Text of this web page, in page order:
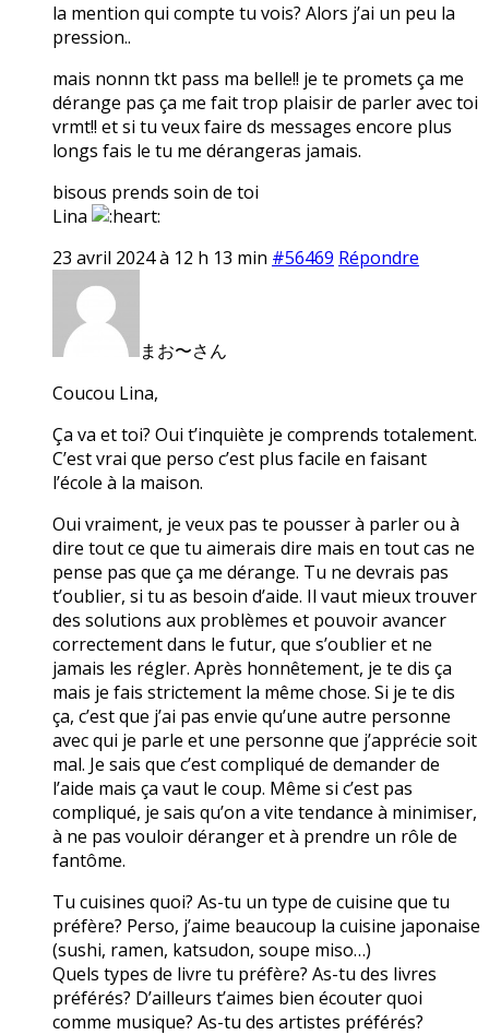
la mention qui compte tu vois? Alors j’ai un peu la
pression..
mais nonnn tkt pass ma belle!! je te promets ça me
dérange pas ça me fait trop plaisir de parler avec toi
vrmt!! et si tu veux faire ds messages encore plus
longs fais le tu me dérangeras jamais.
bisous prends soin de toi
Lina
23 avril 2024 à 12 h 13 min #56469 Répondre
まお〜さん
Coucou Lina,
Ça va et toi? Oui t’inquiète je comprends totalement.
C’est vrai que perso c’est plus facile en faisant
l’école à la maison.
Oui vraiment, je veux pas te pousser à parler ou à
dire tout ce que tu aimerais dire mais en tout cas ne
pense pas que ça me dérange. Tu ne devrais pas
t’oublier, si tu as besoin d’aide. Il vaut mieux trouver
des solutions aux problèmes et pouvoir avancer
correctement dans le futur, que s’oublier et ne
jamais les régler. Après honnêtement, je te dis ça
mais je fais strictement la même chose. Si je te dis
ça, c’est que j’ai pas envie qu’une autre personne
avec qui je parle et une personne que j’apprécie soit
mal. Je sais que c’est compliqué de demander de
l’aide mais ça vaut le coup. Même si c’est pas
compliqué, je sais qu’on a vite tendance à minimiser,
à ne pas vouloir déranger et à prendre un rôle de
fantôme.
Tu cuisines quoi? As-tu un type de cuisine que tu
préfère? Perso, j’aime beaucoup la cuisine japonaise
(sushi, ramen, katsudon, soupe miso…)
Quels types de livre tu préfère? As-tu des livres
préférés? D’ailleurs t’aimes bien écouter quoi
comme musique? As-tu des artistes préférés?